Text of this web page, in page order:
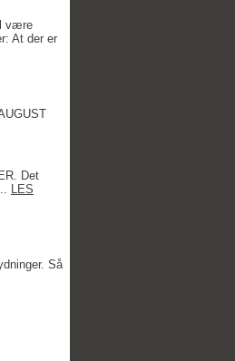
være
At der er
Det
LES
Så